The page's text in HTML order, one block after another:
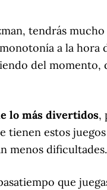
tendrás
a la hora
del momento,
lo más divertidos,
tienen estos
menos dificultades.
que